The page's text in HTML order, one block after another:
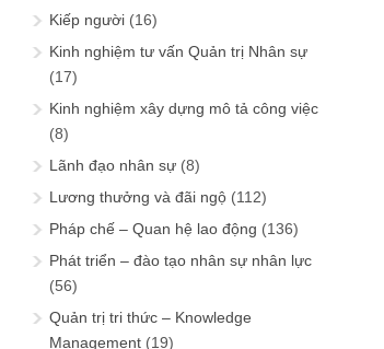
Kiếp người (16)
Kinh nghiệm tư vấn Quản trị Nhân sự
(17)
Kinh nghiệm xây dựng mô tả công việc
(8)
Lãnh đạo nhân sự (8)
Lương thưởng và đãi ngộ (112)
Pháp chế – Quan hệ lao động (136)
Phát triển – đào tạo nhân sự nhân lực
(56)
Quản trị tri thức – Knowledge
Management (19)